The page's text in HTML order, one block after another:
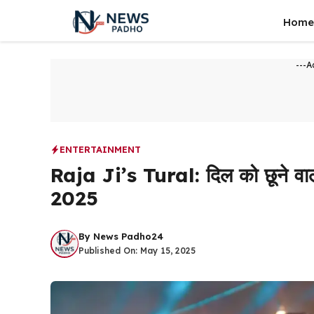
content
Home
---
ENTERTAINMENT
Raja Ji’s Tural: दिल को छूने
2025
By News Padho24
Published On: May 15, 2025